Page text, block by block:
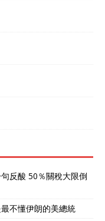
反酸 50％關稅大限倒
不懂伊朗的美總統